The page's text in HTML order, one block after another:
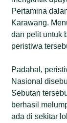
Pertamina
Karawang.
dan pelit untuk
peristiwa
Padahal,
Nasional
Sebutan
berhasil
ada di sekitar